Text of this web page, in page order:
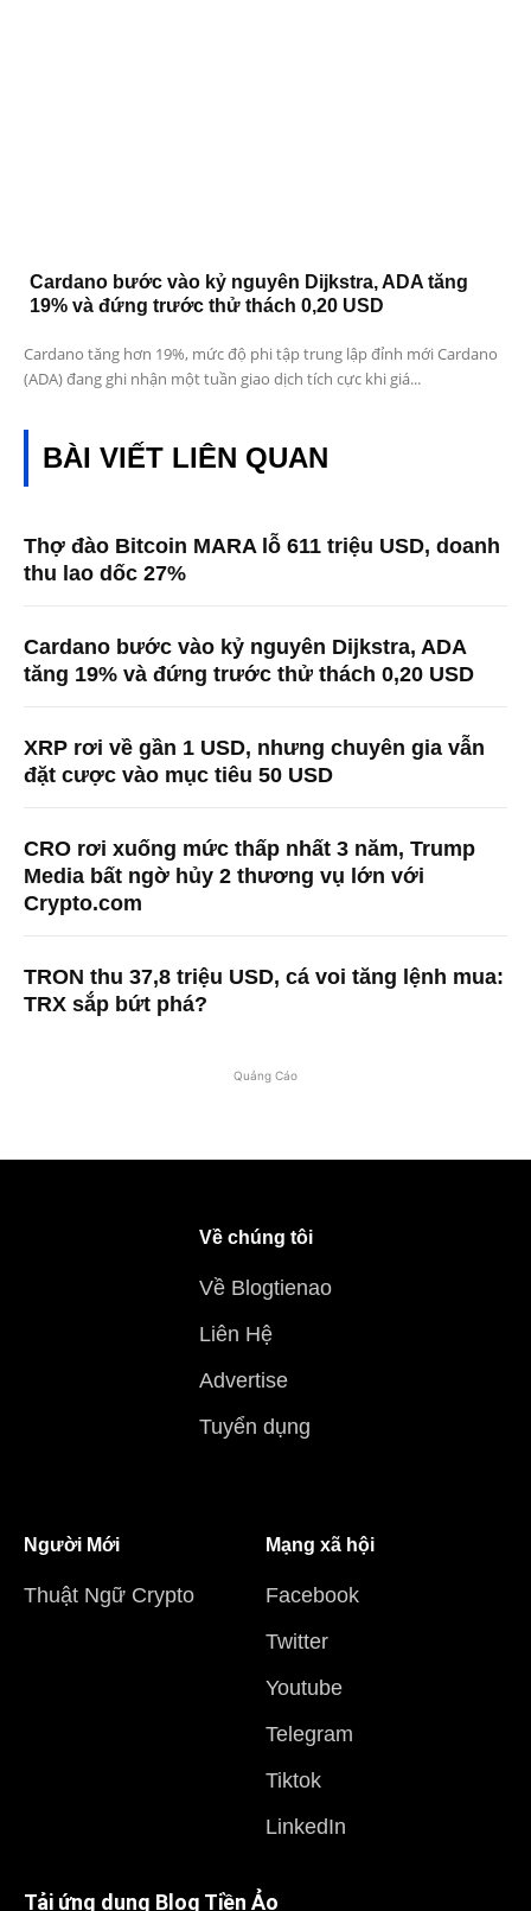
Cardano bước vào kỷ nguyên Dijkstra, ADA tăng
19% và đứng trước thử thách 0,20 USD
Cardano tăng hơn 19%, mức độ phi tập trung lập đỉnh mới Cardano
(ADA) đang ghi nhận một tuần giao dịch tích cực khi giá...
BÀI VIẾT LIÊN QUAN
Thợ đào Bitcoin MARA lỗ 611 triệu USD, doanh
thu lao dốc 27%
Cardano bước vào kỷ nguyên Dijkstra, ADA
tăng 19% và đứng trước thử thách 0,20 USD
XRP rơi về gần 1 USD, nhưng chuyên gia vẫn
đặt cược vào mục tiêu 50 USD
CRO rơi xuống mức thấp nhất 3 năm, Trump
Media bất ngờ hủy 2 thương vụ lớn với
Crypto.com
TRON thu 37,8 triệu USD, cá voi tăng lệnh mua:
TRX sắp bứt phá?
Quảng Cáo
Về chúng tôi
Về Blogtienao
Liên Hệ
Advertise
Tuyển dụng
Người Mới
Thuật Ngữ Crypto
Mạng xã hội
Facebook
Twitter
Youtube
Telegram
Tiktok
LinkedIn
Tải ứng dụng Blog Tiền Ảo